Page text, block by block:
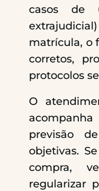
casos de
matrícula, o
corretos,
protocolos
O
previsão
objetivas.
compra,
regularizar